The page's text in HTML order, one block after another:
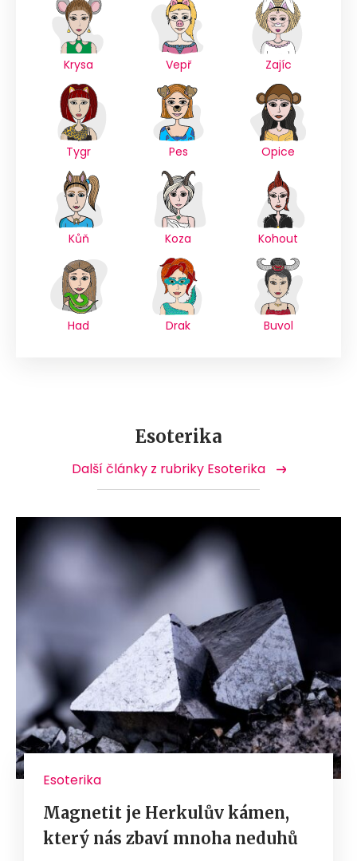
Krysa Vepř Zajíc
Tygr Pes Opice
Kůň Koza Kohout
Had Drak Buvol
Esoterika
Další články z rubriky Esoterika
Esoterika
Magnetit je Herkulův kámen,
který nás zbaví mnoha neduhů